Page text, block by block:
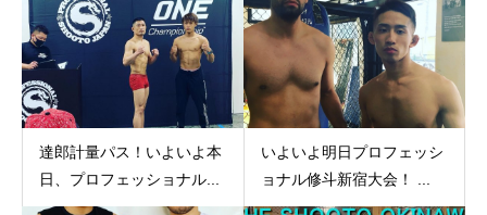
達郎計量パス！いよいよ本
日、プロフェッショナル...
いよいよ明日プロフェッシ
ョナル修斗新宿大会！ ...